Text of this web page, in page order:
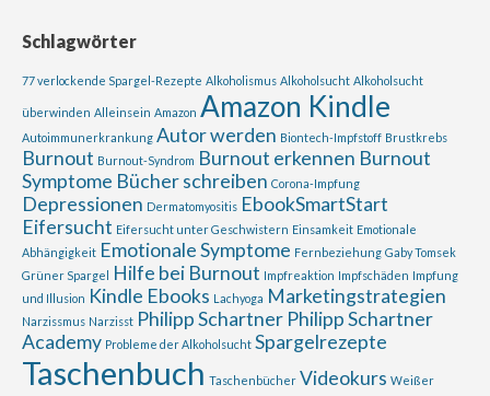
Schlagwörter
77 verlockende Spargel-Rezepte Alkoholismus Alkoholsucht Alkoholsucht
überwinden Alleinsein Amazon Amazon Kindle
Autoimmunerkrankung Autor werden Biontech-Impfstoff Brustkrebs
Burnout Burnout-Syndrom Burnout erkennen Burnout
Symptome Bücher schreiben Corona-Impfung
Depressionen Dermatomyositis EbookSmartStart
Eifersucht Eifersucht unter Geschwistern Einsamkeit Emotionale
Abhängigkeit Emotionale Symptome Fernbeziehung Gaby Tomsek
Grüner Spargel Hilfe bei Burnout Impfreaktion Impfschäden Impfung
und Illusion Kindle Ebooks Lachyoga Marketingstrategien
Narzissmus Narzisst Philipp Schartner Philipp Schartner
Academy Probleme der Alkoholsucht Spargelrezepte
Taschenbuch Taschenbücher Videokurs Weißer